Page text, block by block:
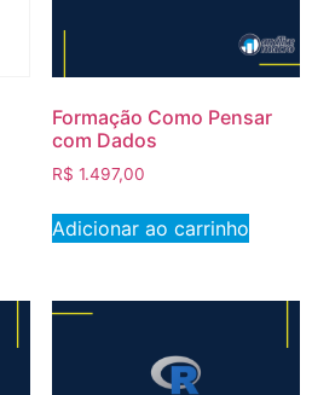
Formação Como Pensar
com Dados
R$ 1.497,00
Adicionar ao carrinho